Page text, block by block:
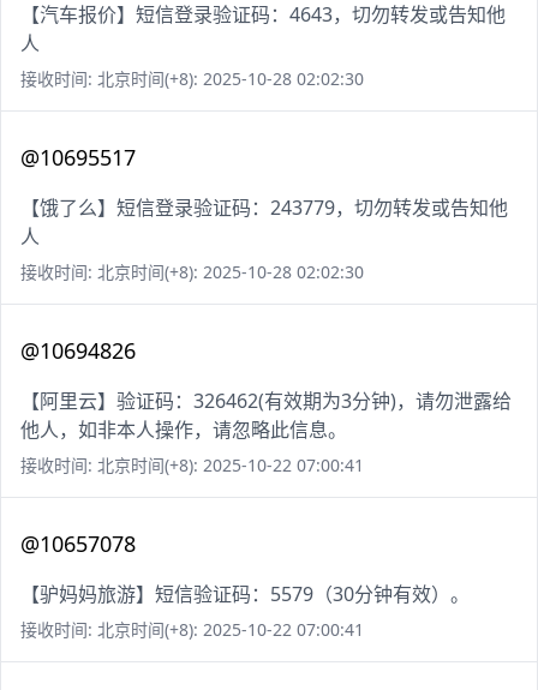
【汽车报价】短信登录验证码：4643，切勿转发或告知他
人
接收时间: 北京时间(+8): 2025-10-28 02:02:30
@10695517
【饿了么】短信登录验证码：243779，切勿转发或告知他
人
接收时间: 北京时间(+8): 2025-10-28 02:02:30
@10694826
【阿里云】验证码：326462(有效期为3分钟)，请勿泄露给
他人，如非本人操作，请忽略此信息。
接收时间: 北京时间(+8): 2025-10-22 07:00:41
@10657078
【驴妈妈旅游】短信验证码：5579（30分钟有效）。
接收时间: 北京时间(+8): 2025-10-22 07:00:41